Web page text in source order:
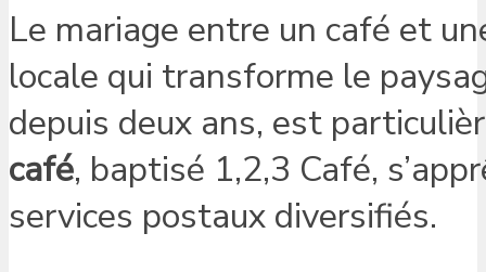
Le mariage entre un café et
locale qui transforme le
depuis deux ans, est
café, baptisé 1,2,3 Café,
services postaux diversifiés.